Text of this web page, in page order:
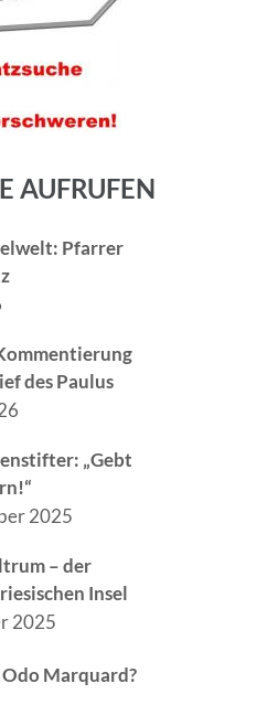
AUFRUFEN
Pfarrer
des Paulus
„Gebt
2025
– der
Insel
2025
Marquard?